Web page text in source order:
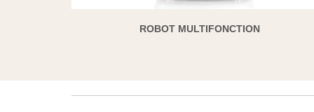
ROBOT MULTIFONCTION